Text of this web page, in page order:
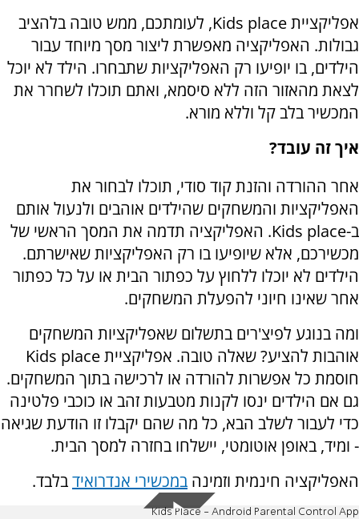
אפליקציית Kids place, לעומתכם, ממש טובה בלהציב
גבולות. האפליקציה מאפשרת ליצור מסך מיוחד עבור
הילדים, בו יופיעו רק האפליקציות שתבחרו. הילד לא יוכל
לצאת מהאזור הזה ללא סיסמא, ואתם תוכלו לשחרר את
המכשיר בלב קל וללא מורא.
איך זה עובד?
אחר ההורדה והזנת קוד סודי, תוכלו לבחור את
האפליקציות והמשחקים שהילדים אוהבים ולנעול אותם
ב-Kids place. האפליקציה תדמה את המסך הראשי של
מכשירכם, אלא שיופיעו בו רק האפליקציות שאישרתם.
הילדים לא יוכלו ללחוץ על כפתור הבית או על כל כפתור
אחר שאינו חיוני להפעלת המשחקים.
ומה בנוגע לפיצ'רים בתשלום שאפליקציות המשחקים
אוהבות להציע? שאלה טובה. אפליקציית Kids place
חוסמת כל אפשרות להורדה או לרכישה בתוך המשחקים.
גם אם הילדים ינסו לקנות מטבעות זהב או כוכבי פלטינה
כדי לעבור לשלב הבא, כל מה שהם יקבלו זו הודעת שגיאה
- ומיד, באופן אוטומטי, יישלחו בחזרה למסך הבית.
האפליקציה חינמית וזמינה במכשירי אנדרואידבלבד.
Kids Place - Android Parental Control App